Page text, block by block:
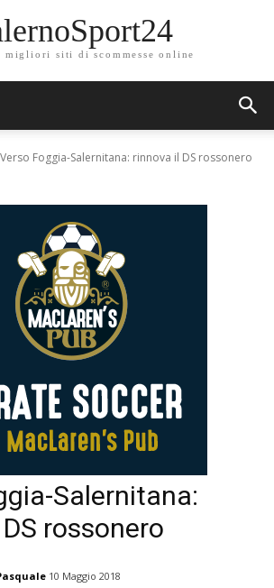
migliori siti di scommesse online
Verso Foggia-Salernitana: rinnova il DS rossonero
Salernitana:
rossonero
10 Maggio 2018